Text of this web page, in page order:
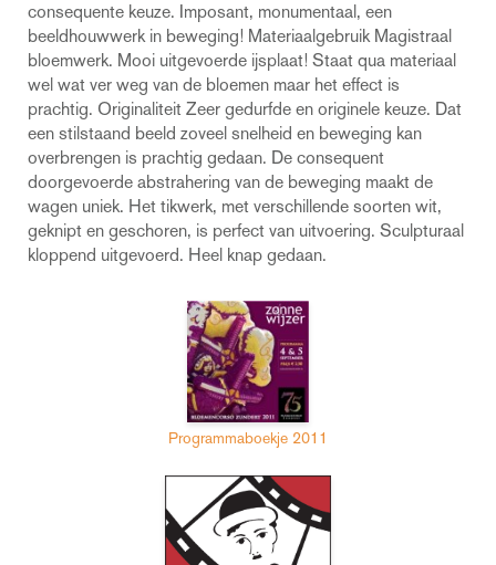
consequente keuze. Imposant, monumentaal, een
beeldhouwwerk in beweging! Materiaalgebruik Magistraal
bloemwerk. Mooi uitgevoerde ijsplaat! Staat qua materiaal
wel wat ver weg van de bloemen maar het effect is
prachtig. Originaliteit Zeer gedurfde en originele keuze. Dat
een stilstaand beeld zoveel snelheid en beweging kan
overbrengen is prachtig gedaan. De consequent
doorgevoerde abstrahering van de beweging maakt de
wagen uniek. Het tikwerk, met verschillende soorten wit,
geknipt en geschoren, is perfect van uitvoering. Sculpturaal
kloppend uitgevoerd. Heel knap gedaan.
Programmaboekje 2011